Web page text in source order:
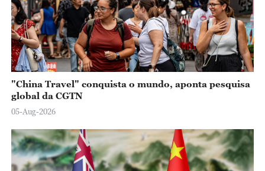
"China Travel" conquista o mundo, aponta pesquisa
global da CGTN
05-Aug-2026